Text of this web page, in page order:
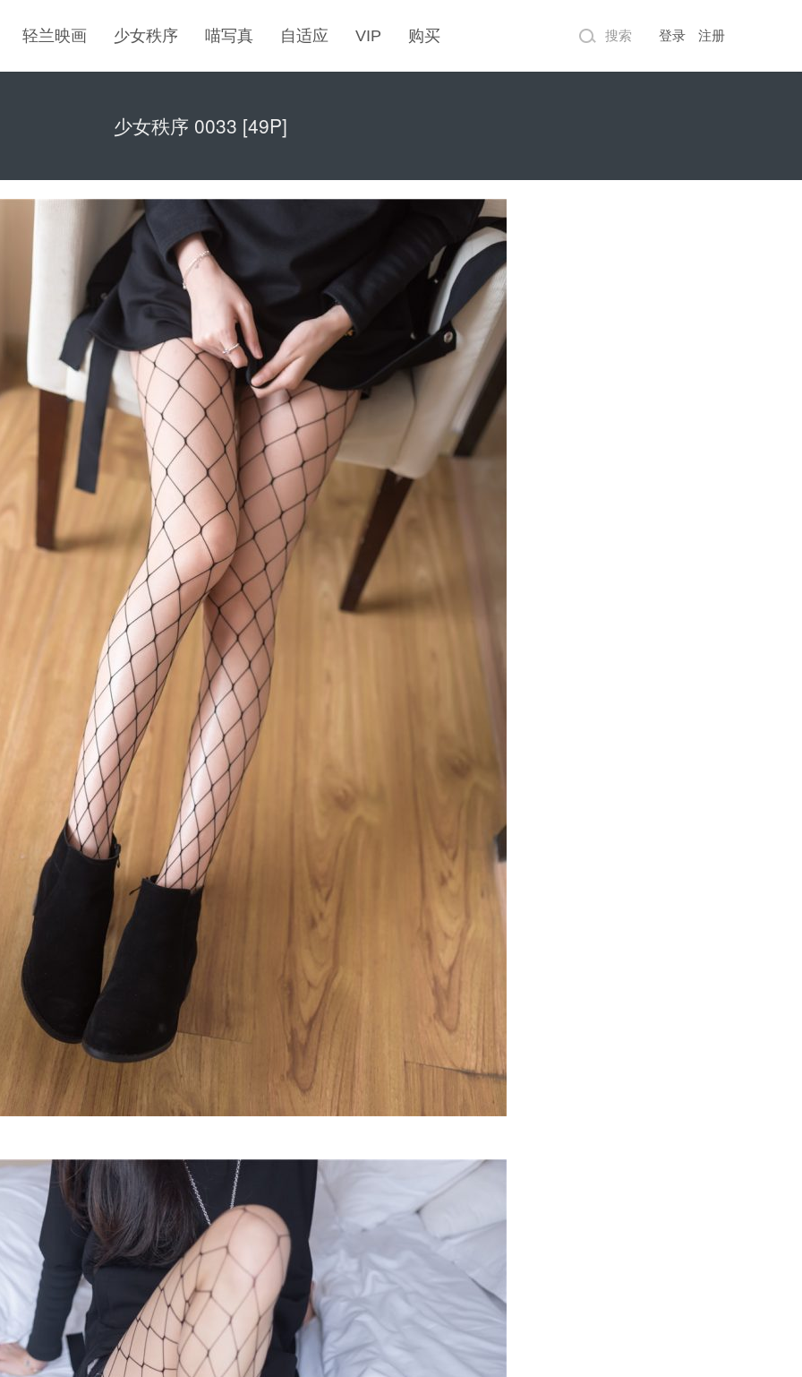
轻兰映画 少女秩序 喵写真 自适应 VIP 购买 登录 注册
搜索
少女秩序 0033 [49P]